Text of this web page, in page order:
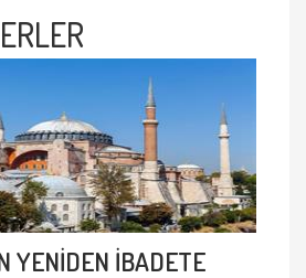
YENİDEN İBADETE